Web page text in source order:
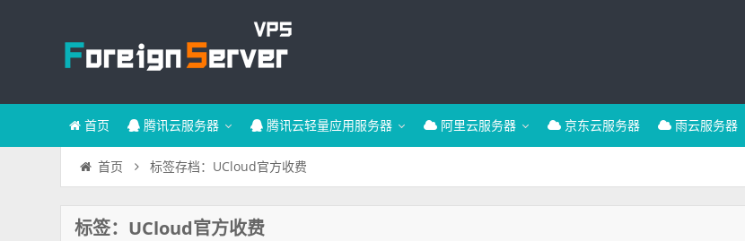
首页 腾讯云服务器 腾讯云轻量应用服务器 阿里云服务器 京东云服务器 雨云服务器
首页 标签存档：UCloud官方收费
标签：UCloud官方收费